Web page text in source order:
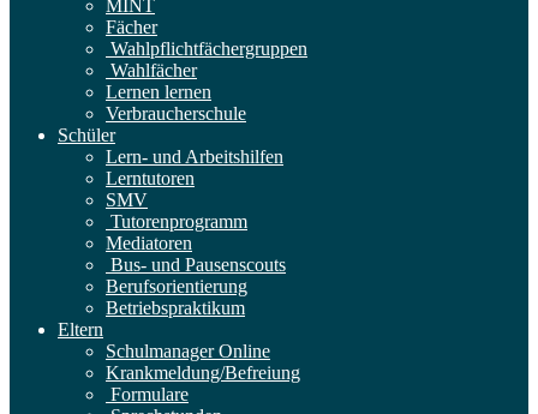
MINT
Fächer
Wahlpflichtfächergruppen
Wahlfächer
Lernen lernen
Verbraucherschule
Schüler
Lern- und Arbeitshilfen
Lerntutoren
SMV
Tutorenprogramm
Mediatoren
Bus- und Pausenscouts
Berufsorientierung
Betriebspraktikum
Eltern
Schulmanager Online
Krankmeldung/Befreiung
Formulare